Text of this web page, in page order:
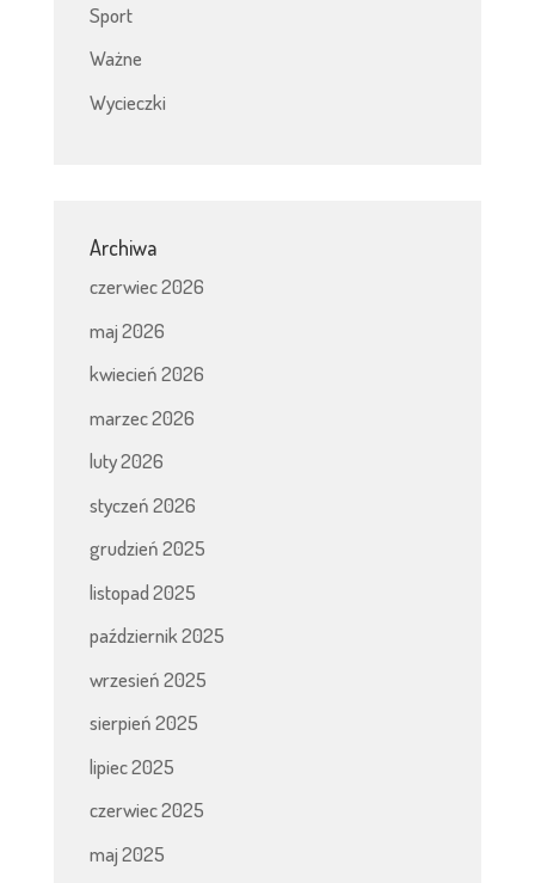
Sport
Ważne
Wycieczki
Archiwa
czerwiec 2026
maj 2026
kwiecień 2026
marzec 2026
luty 2026
styczeń 2026
grudzień 2025
listopad 2025
październik 2025
wrzesień 2025
sierpień 2025
lipiec 2025
czerwiec 2025
maj 2025